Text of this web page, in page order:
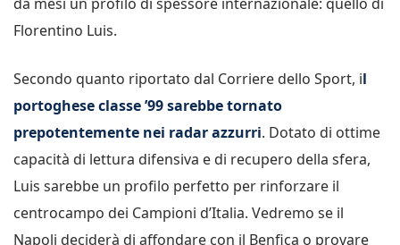
Florentino Luis.
Secondo quanto riportato dal Corriere dello Sport, il
portoghese classe ’99 sarebbe tornato
prepotentemente nei radar azzurri. Dotato di ottime
capacità di lettura difensiva e di recupero della sfera,
Luis sarebbe un profilo perfetto per rinforzare il
centrocampo dei Campioni d’Italia. Vedremo se il
Napoli deciderà di affondare con il Benfica o provare